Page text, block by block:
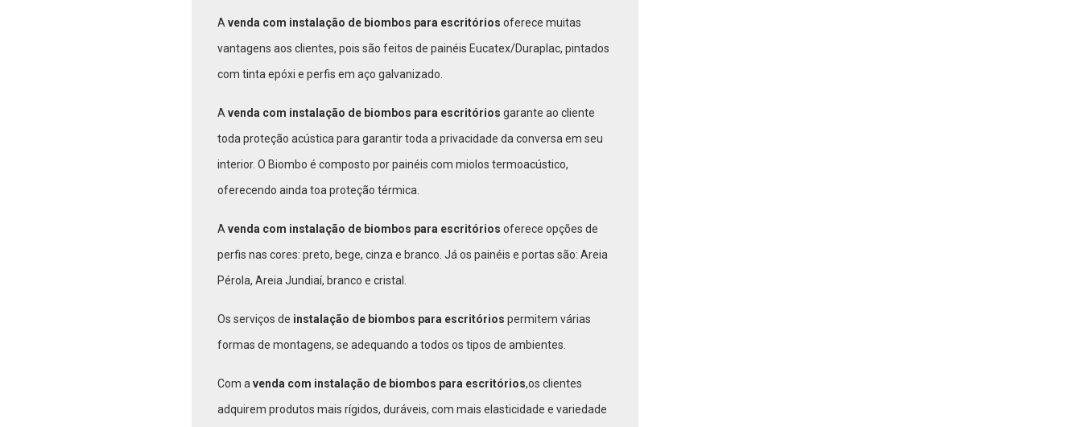
A venda com instalação de biombos para escritórios oferece muitas
vantagens aos clientes, pois são feitos de painéis Eucatex/Duraplac, pintados
com tinta epóxi e perfis em aço galvanizado.
A venda com instalação de biombos para escritórios garante ao cliente
toda proteção acústica para garantir toda a privacidade da conversa em seu
interior. O Biombo é composto por painéis com miolos termoacústico,
oferecendo ainda toa proteção térmica.
A venda com instalação de biombos para escritórios oferece opções de
perfis nas cores: preto, bege, cinza e branco. Já os painéis e portas são: Areia
Pérola, Areia Jundiaí, branco e cristal.
Os serviços de instalação de biombos para escritórios permitem várias
formas de montagens, se adequando a todos os tipos de ambientes.
Com a venda com instalação de biombos para escritórios,os clientes
adquirem produtos mais rígidos, duráveis, com mais elasticidade e variedade